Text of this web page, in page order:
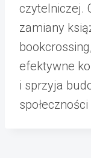
czytelniczej.
zamiany
efektywne
i sprzyja